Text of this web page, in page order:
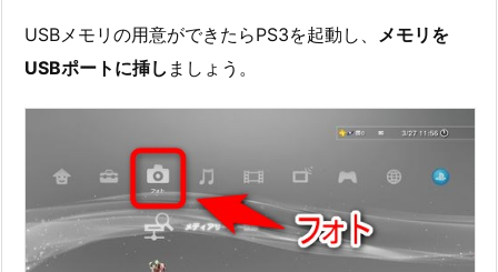
USBメモリの用意ができたらPS3を起動し、
メモリを
USBポートに挿し ましょう。